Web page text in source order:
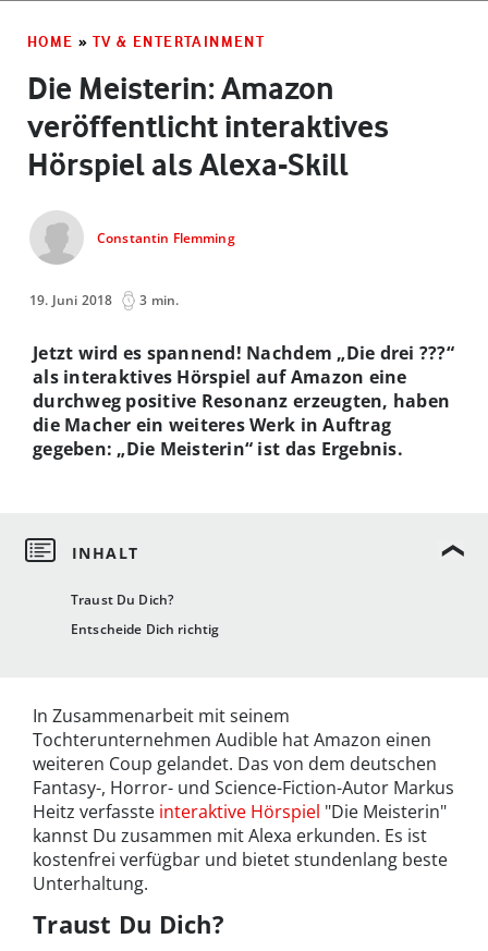
HOME » TV & ENTERTAINMENT
Die Meisterin: Amazon
veröffentlicht interaktives
Hörspiel als Alexa-Skill
Constantin Flemming
19. Juni 2018 3 min.
Traust Du Dich?
Entscheide Dich richtig
Jetzt wird es spannend! Nachdem „Die drei ???“
als interaktives Hörspiel auf Amazon eine
durchweg positive Resonanz erzeugten, haben
die Macher ein weiteres Werk in Auftrag
gegeben: „Die Meisterin“ ist das Ergebnis.
In Zusammenarbeit mit seinem
Tochterunternehmen Audible hat Amazon einen
weiteren Coup gelandet. Das von dem deutschen
Fantasy-, Horror- und Science-Fiction-Autor Markus
Heitz verfasste interaktive Hörspiel "Die Meisterin"
kannst Du zusammen mit Alexa erkunden. Es ist
kostenfrei verfügbar und bietet stundenlang beste
Unterhaltung.
Traust Du Dich?